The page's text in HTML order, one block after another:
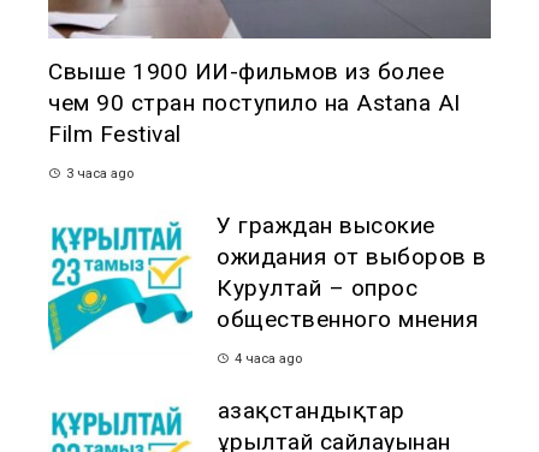
Свыше 1900 ИИ-фильмов из более
чем 90 стран поступило на Astana AI
Film Festival
3 часа ago
У граждан высокие
ожидания от выборов в
Курултай – опрос
общественного мнения
4 часа ago
Қазақстандықтар
Құрылтай сайлауынан